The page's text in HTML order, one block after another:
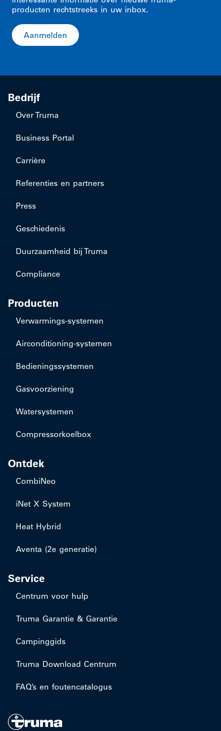
producten rechtstreeks in uw inbox.
Aanmelden
Bedrijf
Over Truma
Business Portal
Carrière
Referenties en partners
Press
Geschiedenis
Duurzaamheid bij Truma
Compliance
Producten
​Verwarmings-systemen
​Airconditioning-systemen
Bedieningssystemen
Gasvoorziening
Watersystemen
Compressorkoelbox
Ontdek
CombiNeo
iNet X System
Heat Hybrid
Aventa (2e generatie)
Service
Centrum voor hulp
Truma Garantie & Garantie
Campinggids
Truma Download Centrum
FAQ’s en foutencatalogus